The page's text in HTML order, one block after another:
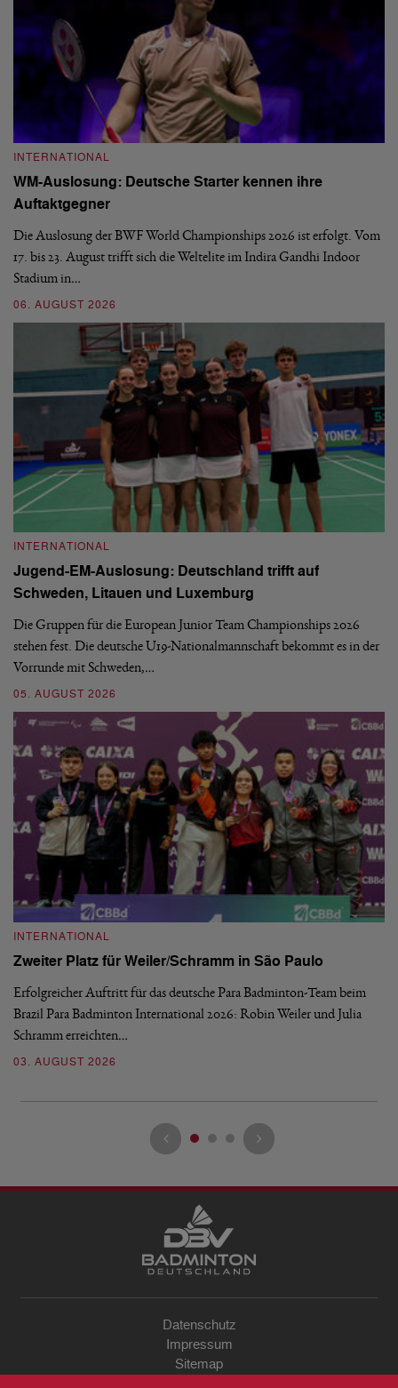
INTERNATIONAL
WM-Auslosung: Deutsche Starter kennen ihre
Auftaktgegner
Die Auslosung der BWF World Championships 2026 ist erfolgt. Vom
17. bis 23. August trifft sich die Weltelite im Indira Gandhi Indoor
Stadium in…
06. AUGUST 2026
INTERNATIONAL
Jugend-EM-Auslosung: Deutschland trifft auf
Schweden, Litauen und Luxemburg
Die Gruppen für die European Junior Team Championships 2026
stehen fest. Die deutsche U19-Nationalmannschaft bekommt es in der
Vorrunde mit Schweden,…
05. AUGUST 2026
INTERNATIONAL
Zweiter Platz für Weiler/Schramm in São Paulo
Erfolgreicher Auftritt für das deutsche Para Badminton-Team beim
Brazil Para Badminton International 2026: Robin Weiler und Julia
Schramm erreichten…
03. AUGUST 2026
Datenschutz
Impressum
Sitemap